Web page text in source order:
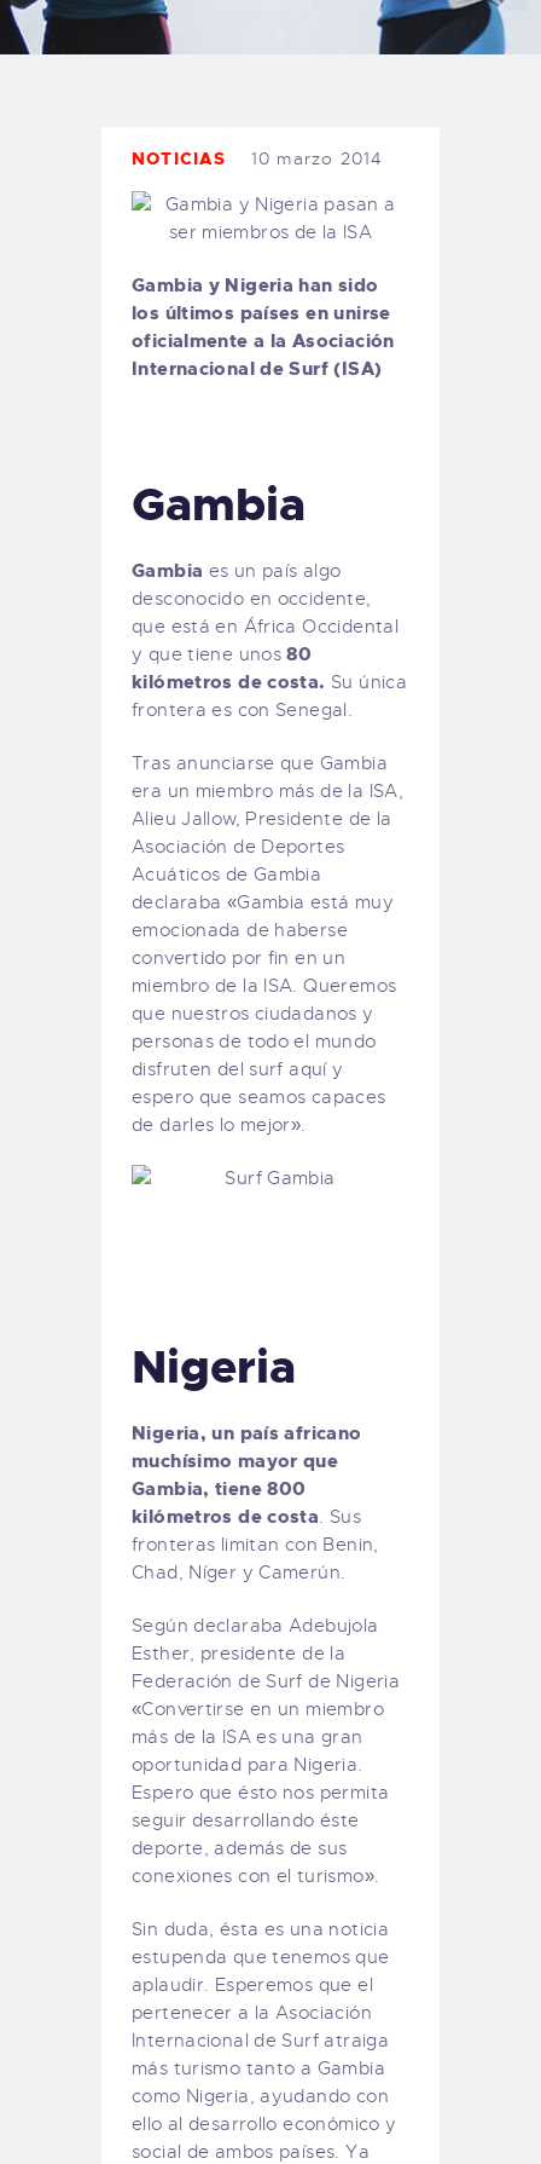
TIENDA FAMILY SURFERS
WEBCAM SALINAS
NOTICIAS 10 marzo 2014
Gambia y Nigeria han sido
los últimos países en unirse
oficialmente a la Asociación
Internacional de Surf (ISA)
Gambia
Gambia es un país algo
desconocido en occidente,
que está en África Occidental
y que tiene unos80
kilómetros de costa. Su única
frontera es con Senegal.
Tras anunciarse que Gambia
era un miembro más de la ISA,
Alieu Jallow, Presidente de la
Asociación de Deportes
Acuáticos de Gambia
declaraba «Gambia está muy
emocionada de haberse
convertido por fin en un
miembro de la ISA. Queremos
que nuestros ciudadanos y
personas de todo el mundo
disfruten del surf aquí y
espero que seamos capaces
de darles lo mejor».
Nigeria
Nigeria, un país africano
muchísimo mayor que
Gambia, tiene 800
kilómetros de costa. Sus
fronteras limitan con Benin,
Chad, Níger y Camerún.
Según declaraba Adebujola
Esther, presidente de la
Federación de Surf de Nigeria
«Convertirse en un miembro
más de la ISA es una gran
oportunidad para Nigeria.
Espero que ésto nos permita
seguir desarrollando éste
deporte, además de sus
conexiones con el turismo».
Sin duda, ésta es una noticia
estupenda que tenemos que
aplaudir. Esperemos que el
pertenecer a la Asociación
Internacional de Surf atraiga
más turismo tanto a Gambia
como Nigeria, ayudando con
ello al desarrollo económico y
social de ambos países. Ya